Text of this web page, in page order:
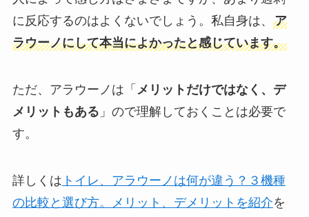
に反応するのはよくないでしょう。私自身は、 ア
ラウーノにして本当によかったと感じています。
ただ、アラウーノは「 メリットだけではなく、デ
メリットもある 」ので理解しておくことは必要で
す。
詳しくは トイレ、アラウーノは何が違う？３機種
の比較と選び方。メリット、デメリットを紹介を